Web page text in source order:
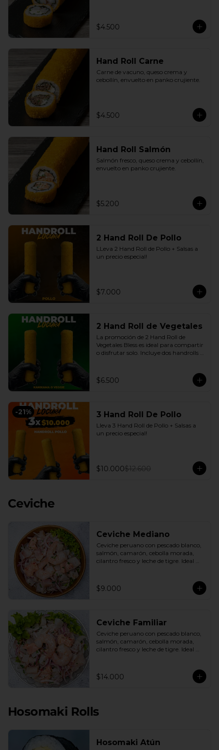
$4.500
Hand Roll Carne
Carne de vacuno, queso crema y
cebollín, envuelto en panko crujiente.
$4.500
Hand Roll Salmón
Salmón fresco, queso crema y cebollín,
envuelto en panko crujiente.
$5.200
2 Hand Roll De Pollo
LLeva 2 Hand Roll de Pollo + Salsas a
un precio especial!
$7.000
2 Hand Roll de Vegetales
La promoción de 2 Hand Roll de
Vegetales Bless es ideal para compartir
o disfrutar solo. Incluye dos handrolls
apanado en panko crocante, más
salsas a elección. Una opción práctica,
$6.500
-21% 3 Hand Roll De Pollo
Lleva 3 Hand Roll de Pollo + Salsas a
un precio especial!
$10.000$12.600
Ceviche
Ceviche Mediano
Ceviche peruano con pescado blanco,
salmón, camarón, cebolla morada,
cilantro fresco y leche de tigre. Ideal
$9.000
Ceviche Familiar
Ceviche peruano con pescado blanco,
salmón, camarón, cebolla morada,
cilantro fresco y leche de tigre. Ideal
$14.000
Hosomaki Rolls
Hosomaki Atún